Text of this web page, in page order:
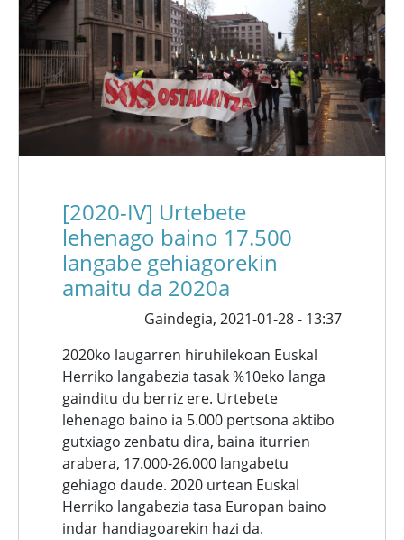
[2020-IV] Urtebete
lehenago baino 17.500
langabe gehiagorekin
amaitu da 2020a
Gaindegia, 2021-01-28 - 13:37
2020ko laugarren hiruhilekoan Euskal
Herriko langabezia tasak %10eko langa
gainditu du berriz ere. Urtebete
lehenago baino ia 5.000 pertsona aktibo
gutxiago zenbatu dira, baina iturrien
arabera, 17.000-26.000 langabetu
gehiago daude. 2020 urtean Euskal
Herriko langabezia tasa Europan baino
indar handiagoarekin hazi da.